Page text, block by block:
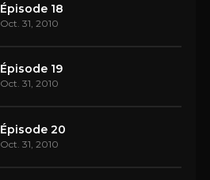
Épisode 18
Oct. 31, 2010
Épisode 19
Oct. 31, 2010
Épisode 20
Oct. 31, 2010